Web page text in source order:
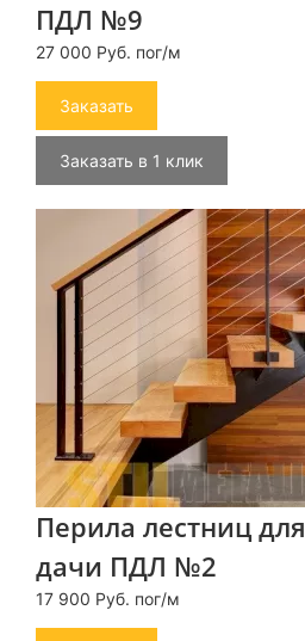
ПДЛ №9
27 000 Руб. пог/м
Заказать
Заказать в 1 клик
Перила лестниц для
дачи ПДЛ №2
17 900 Руб. пог/м